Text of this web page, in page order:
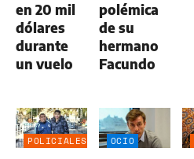
en 20 mil
dólares
durante
un vuelo
polémica
de su
hermano
Facundo
POLICIALES OCIO